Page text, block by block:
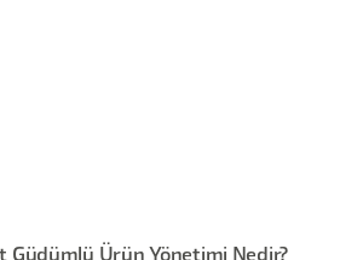
Güdümlü Ürün Yönetimi Nedir?